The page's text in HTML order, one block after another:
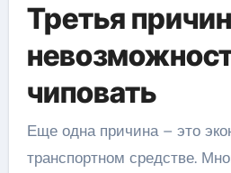
Третья
чиповать
Еще одна причина – это
транспортном средстве.